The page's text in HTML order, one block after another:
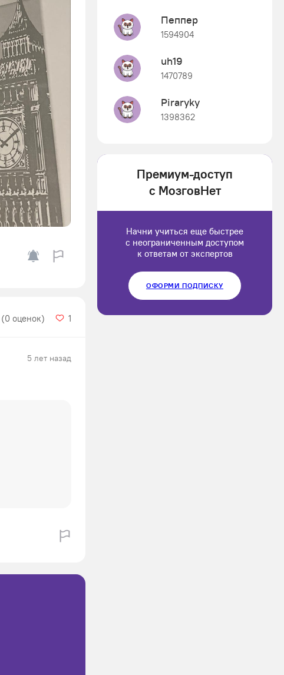
(0 оценок) 1
5 лет назад
Пеппер
1594904
uh19
1470789
Piraryky
1398362
Luluput
Премиум-доступ
с МозговНет
Начни учиться еще быстрее
с неограниченным доступом
к ответам от экспертов
ОФОРМИ ПОДПИСКУ